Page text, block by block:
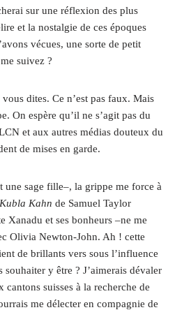
sur une réflexion des plus
et la nostalgie de ces époques
vécues, une sorte de petit
suivez ?
dites. Ce n’est pas faux. Mais
On espère qu’il ne s’agit pas du
et aux autres médias douteux du
de mises en garde.
une sage fille–, la grippe me force à
Kubla Kahn ­de Samuel Taylor
Xanadu et ses bonheurs –ne me
Olivia Newton-John. Ah ! cette
de brillants vers sous l’influence
y être ? J’aimerais dévaler
suisses à la recherche de
me délecter en compagnie de